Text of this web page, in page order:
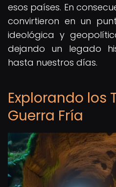
esos países. En
convirtieron en un
ideológica y
dejando un legado
hasta nuestros días.
Explorando los
Guerra Fría